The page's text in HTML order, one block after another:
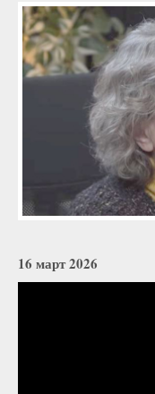
16 март 2026